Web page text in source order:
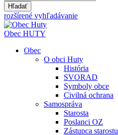
Hľadať
rozšírené vyhľadávanie
Obec HUTY
Obec
O obci Huty
História
SVORAD
Symboly obce
Civilná ochrana
Samospráva
Starosta
Poslanci OZ
Zástupca starostu